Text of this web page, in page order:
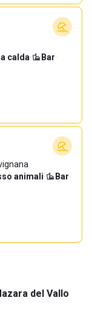
calda· Bar·
animali· Bar·
del Vallo